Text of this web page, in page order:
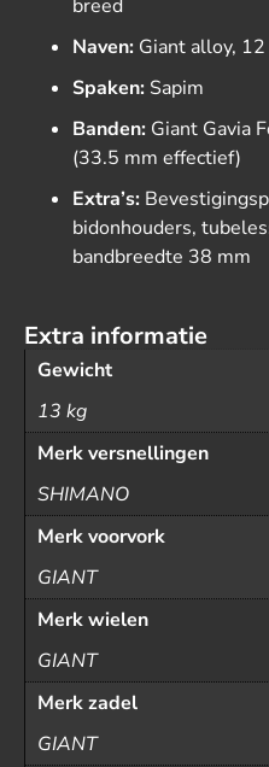
breed
Naven: Giant alloy,
Spaken: Sapim
Banden: Giant Gavia
(33.5 mm effectief)
Extra’s:
bidonhouders,
bandbreedte 38 mm
Extra informatie
Gewicht
13 kg
Merk versnellingen
SHIMANO
Merk voorvork
GIANT
Merk wielen
GIANT
Merk zadel
GIANT